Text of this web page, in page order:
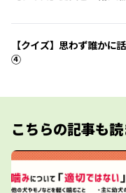
【クイズ】思わず誰かに
④
こちらの記事も